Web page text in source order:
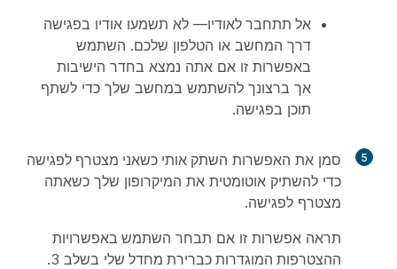
אל תתחבר לאודיו— לא תשמעו אודיו בפגישה
דרך המחשב או הטלפון שלכם. השתמש
באפשרות זו אם אתה נמצא בחדר הישיבות
אך ברצונך להשתמש במחשב שלך כדי לשתף
תוכן בפגישה.
5 סמן את האפשרות השתק אותי כשאני מצטרף לפגישה
כדי להשתיק אוטומטית את המיקרופון שלך כשאתה
מצטרף לפגישה.
תראה אפשרות זו אם תבחר השתמש באפשרויות
ההצטרפות המוגדרות כברירת מחדל שלי בשלב 3.